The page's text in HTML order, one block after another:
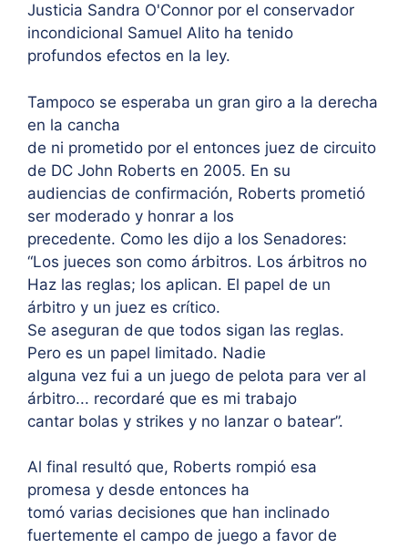
Justicia Sandra O'Connor por el conservador
incondicional Samuel Alito ha tenido
profundos efectos en la ley.
Tampoco se esperaba un gran giro a la derecha
en la cancha
de ni prometido por el entonces juez de circuito
de DC John Roberts en 2005. En su
audiencias de confirmación, Roberts prometió
ser moderado y honrar a los
precedente. Como les dijo a los Senadores:
“Los jueces son como árbitros. Los árbitros no
Haz las reglas; los aplican. El papel de un
árbitro y un juez es crítico.
Se aseguran de que todos sigan las reglas.
Pero es un papel limitado. Nadie
alguna vez fui a un juego de pelota para ver al
árbitro... recordaré que es mi trabajo
cantar bolas y strikes y no lanzar o batear”.
Al final resultó que, Roberts rompió esa
promesa y desde entonces ha
tomó varias decisiones que han inclinado
fuertemente el campo de juego a favor de